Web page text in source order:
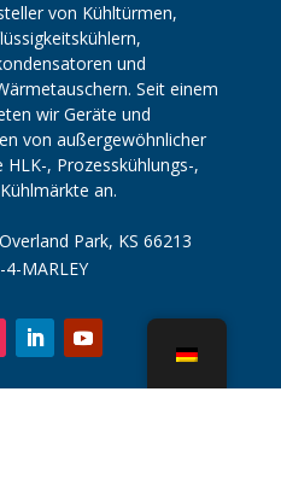
von Kühltürmen,
und
Seit einem
wir Geräte und
von außergewöhnlicher
, Prozesskühlungs-,
an.
Park, KS 66213
MARLEY